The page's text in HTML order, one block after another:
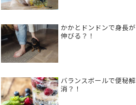
かかとドンドンで身長が
伸びる？！
バランスボールで便秘解
消？！